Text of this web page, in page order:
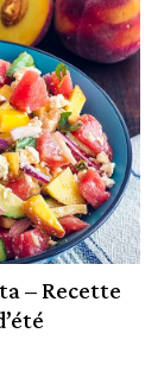
– Recette